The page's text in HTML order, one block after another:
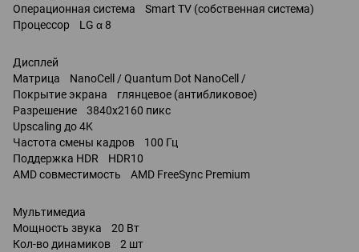
Операционная система Smart TV (собственная система)
Процессор LG α 8
Дисплей
Матрица NanoCell / Quantum Dot NanoCell /
Покрытие экрана глянцевое (антибликовое)
Разрешение 3840x2160 пикс
Upscaling до 4K
Частота смены кадров 100 Гц
Поддержка HDR HDR10
AMD совместимость AMD FreeSync Premium
Мультимедиа
Мощность звука 20 Вт
Кол-во динамиков 2 шт